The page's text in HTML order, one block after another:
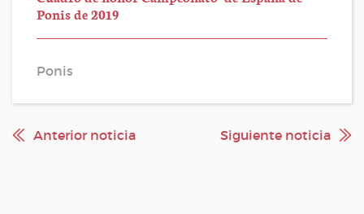
Ponis de 2019
Ponis
Anterior noticia Siguiente noticia